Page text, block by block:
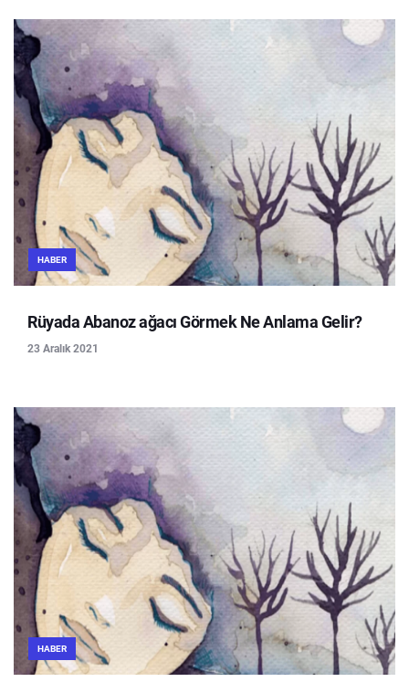
HABER
Rüyada Abanoz ağacı Görmek Ne Anlama Gelir?
23 Aralık 2021
HABER